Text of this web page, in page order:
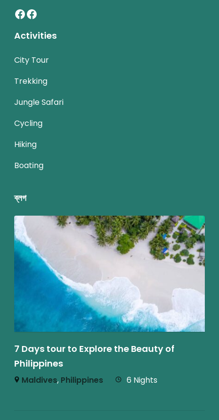
Facebook
Facebook
Activities
City Tour
Trekking
Jungle Safari
Cycling
Hiking
Boating
ব্লগ
7 Days tour to Explore the Beauty of
Philippines
Maldives, Philippines 6 Nights